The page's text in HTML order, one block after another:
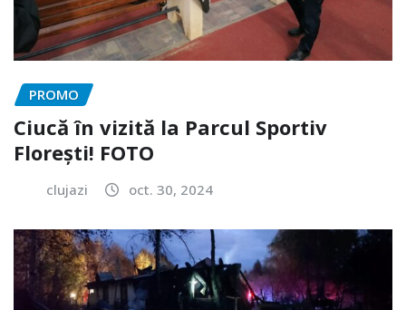
PROMO
Ciucă în vizită la Parcul Sportiv
Florești! FOTO
clujazi oct. 30, 2024